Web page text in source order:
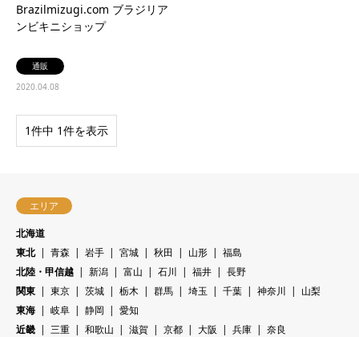
Brazilmizugi.com ブラジリア
ンビキニショップ
通販
2020.04.08
1件中 1件を表示
エリア
北海道
東北
青森 岩手 宮城 秋田 山形
福島
北陸・甲信越
新潟 富山 石川 福井
長野
関東
東京 茨城 栃木 群馬 埼玉 千葉 神奈川
山梨
東海
岐阜 静岡
愛知
近畿
三重 和歌山 滋賀 京都 大阪 兵庫
奈良